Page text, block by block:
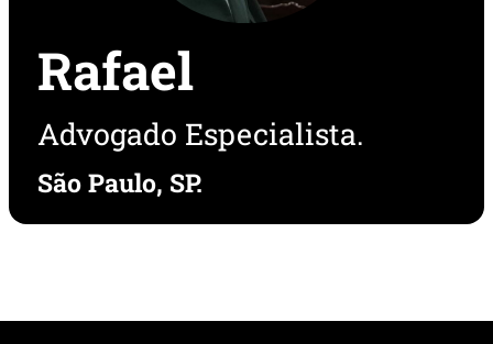
Rafael
Advogado Especialista.
São Paulo, SP.